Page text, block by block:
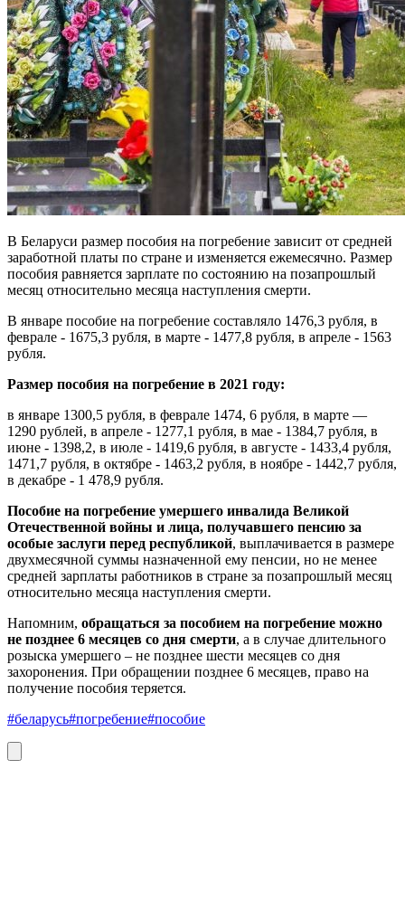
В Беларуси размер пособия на погребение зависит от средней
заработной платы по стране и изменяется ежемесячно. Размер
пособия равняется зарплате по состоянию на позапрошлый
месяц относительно месяца наступления смерти.
В январе пособие на погребение составляло 1476,3 рубля, в
феврале - 1675,3 рубля, в марте - 1477,8 рубля, в апреле - 1563
рубля.
Размер пособия на погребение в 2021 году:
в январе 1300,5 рубля, в феврале 1474, 6 рубля, в марте —
1290 рублей, в апреле - 1277,1 рубля, в мае - 1384,7 рубля, в
июне - 1398,2, в июле - 1419,6 рубля, в августе - 1433,4 рубля,
1471,7 рубля, в октябре - 1463,2 рубля, в ноябре - 1442,7 рубля,
в декабре - 1 478,9 рубля.
Пособие на погребение умершего инвалида Великой
Отечественной войны и лица, получавшего пенсию за
особые заслуги перед республикой, выплачивается в размере
двухмесячной суммы назначенной ему пенсии, но не менее
средней зарплаты работников в стране за позапрошлый месяц
относительно месяца наступления смерти.
Напомним, обращаться за пособием на погребение можно
не позднее 6 месяцев со дня смерти, а в случае длительного
розыска умершего – не позднее шести месяцев со дня
захоронения. При обращении позднее 6 месяцев, право на
получение пособия теряется.
#беларусь#погребение#пособие